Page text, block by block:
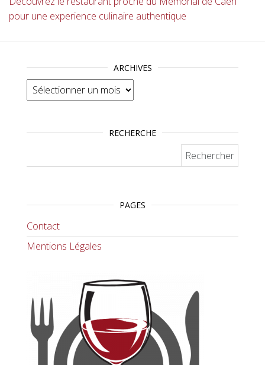
pour une experience culinaire authentique
ARCHIVES
Archives
RECHERCHE
PAGES
Contact
Mentions Légales